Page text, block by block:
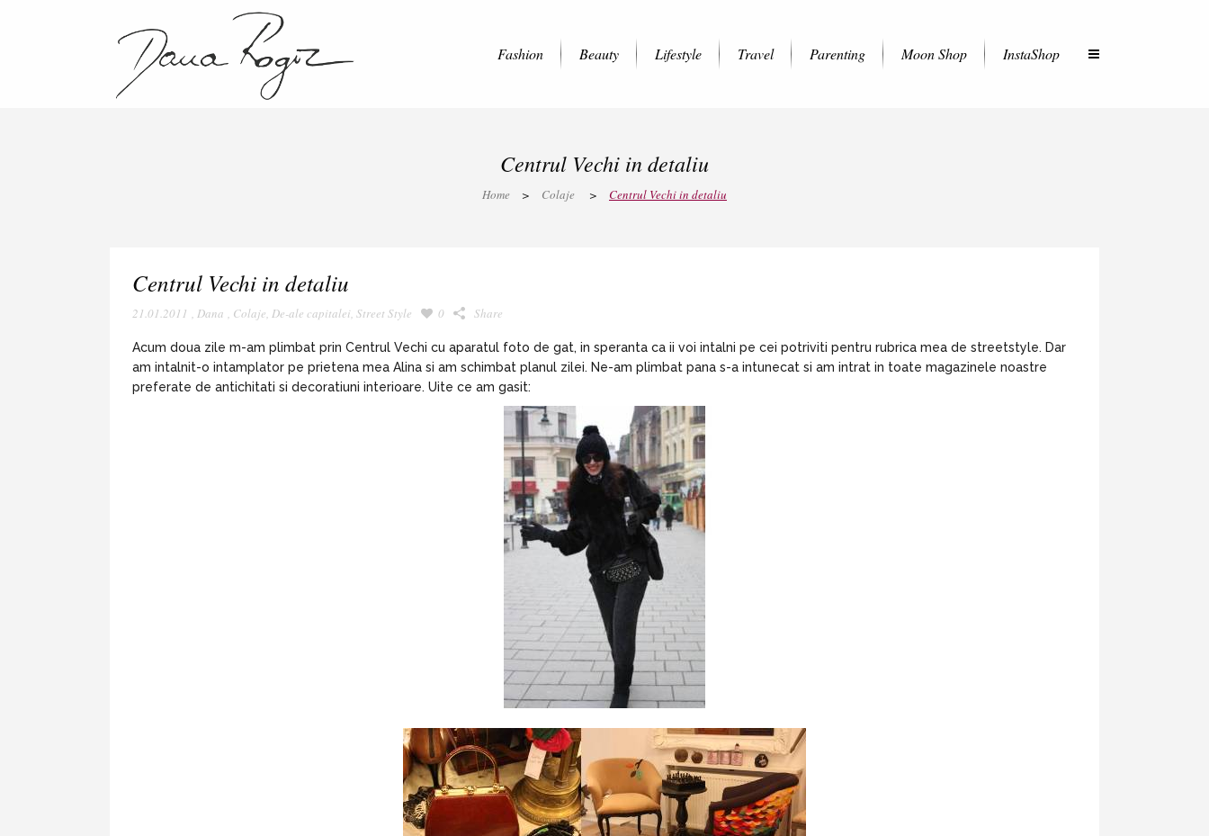
Fashion Beauty Lifestyle Travel Parenting Moon Shop InstaShop
Centrul Vechi in detaliu
Home > Colaje > Centrul Vechi in detaliu
Centrul Vechi in detaliu
21.01.2011 , Dana , Colaje, De-ale capitalei, Street Style 0 Share
Acum doua zile m-am plimbat prin Centrul Vechi cu aparatul foto de gat, in speranta ca ii voi intalni pe cei potriviti pentru rubrica mea de streetstyle. Dar
am intalnit-o intamplator pe prietena mea Alina si am schimbat planul zilei. Ne-am plimbat pana s-a intunecat si am intrat in toate magazinele noastre
preferate de antichitati si decoratiuni interioare. Uite ce am gasit: